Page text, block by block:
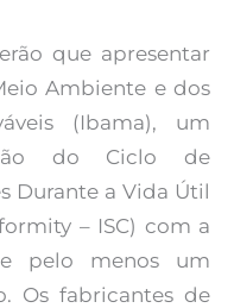
que apresentar
Ambiente e dos
(Ibama), um
do Ciclo de
Durante a Vida Útil
– ISC) com a
pelo menos um
Os fabricantes de